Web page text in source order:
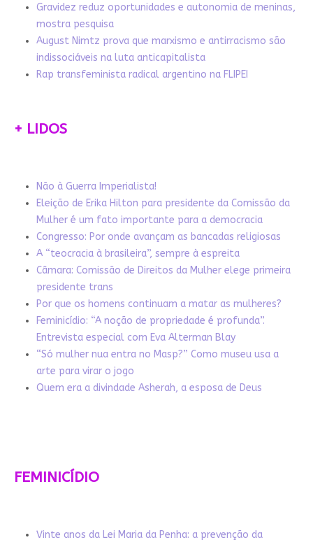
Gravidez reduz oportunidades e autonomia de meninas,
mostra pesquisa
August Nimtz prova que marxismo e antirracismo são
indissociáveis na luta anticapitalista
Rap transfeminista radical argentino na FLIPEI
+ LIDOS
Não à Guerra Imperialista!
Eleição de Erika Hilton para presidente da Comissão da
Mulher é um fato importante para a democracia
Congresso: Por onde avançam as bancadas religiosas
A “teocracia à brasileira”, sempre à espreita
Câmara: Comissão de Direitos da Mulher elege primeira
presidente trans
Por que os homens continuam a matar as mulheres?
Feminicídio: “A noção de propriedade é profunda”.
Entrevista especial com Eva Alterman Blay
“Só mulher nua entra no Masp?” Como museu usa a
arte para virar o jogo
Quem era a divindade Asherah, a esposa de Deus
FEMINICÍDIO
Vinte anos da Lei Maria da Penha: a prevenção da